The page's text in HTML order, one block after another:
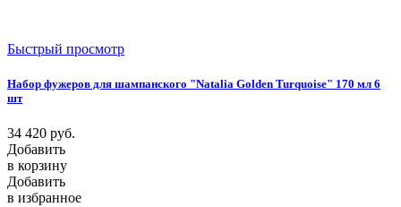
Быстрый просмотр
Набор фужеров для шампанского "Natalia Golden Turquoise" 170 мл 6
шт
34 420 руб.
Добавить
в корзину
Добавить
в избранное